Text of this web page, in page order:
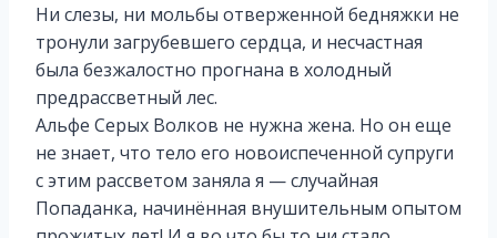
Ни слезы, ни мольбы отверженной бедняжки не
тронули загрубевшего сердца, и несчастная
была безжалостно прогнана в холодный
предрассветный лес.
Альфе Серых Волков не нужна жена. Но он еще
не знает, что тело его новоиспеченной супруги
с этим рассветом заняла я — случайная
Попаданка, начинённая внушительным опытом